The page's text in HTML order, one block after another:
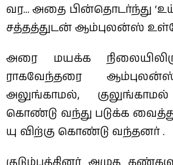
வர… அதை பின்தொடர்ந்து
சத்தத்துடன் ஆம்புலன்ஸ்
அரை மயக்க
ராகவேந்தரை
அலுங்காமல்,
கொண்டு வந்து படுக்க வைத்து
யு விற்கு கொண்டு வந்தனர் .